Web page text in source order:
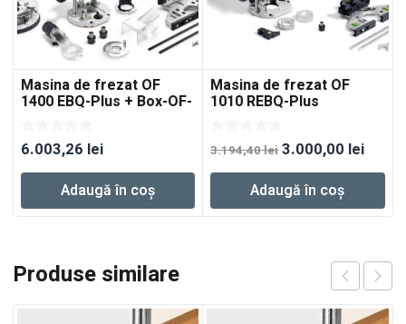
Masina de frezat OF
1400 EBQ-Plus + Box-OF-
6.003,26 lei
Adaugă în coș
Masina de frezat OF
1010 REBQ-Plus
3.194,40leiPrețul
inițial
a
fost:
3.000,00 leiPrețul
Adaugă în coș
Produse similare